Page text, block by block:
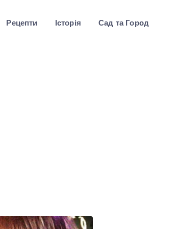
Рецепти Історія Сад та Город